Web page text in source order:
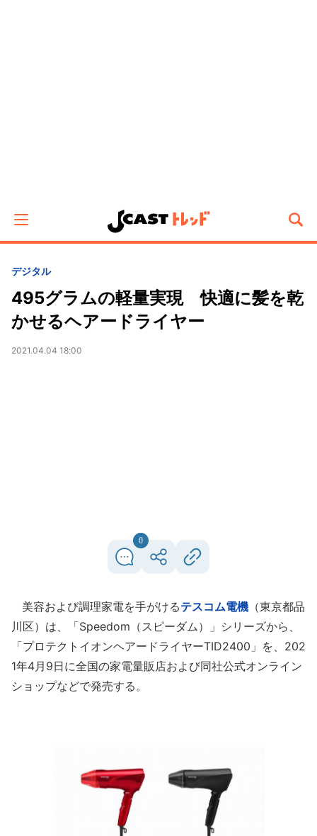
デジタル
495グラムの軽量実現 快適に髪を乾
かせるヘアードライヤー
2021.04.04 18:00
0
美容および調理家電を手がけるテスコム電機 （東京都品
川区）は、「Speedom（スピーダム）」シリーズから、
「プロテクトイオンヘアードライヤーTID2400」を、202
1年4月9日に全国の家電量販店および同社公式オンライン
ショップなどで発売する。